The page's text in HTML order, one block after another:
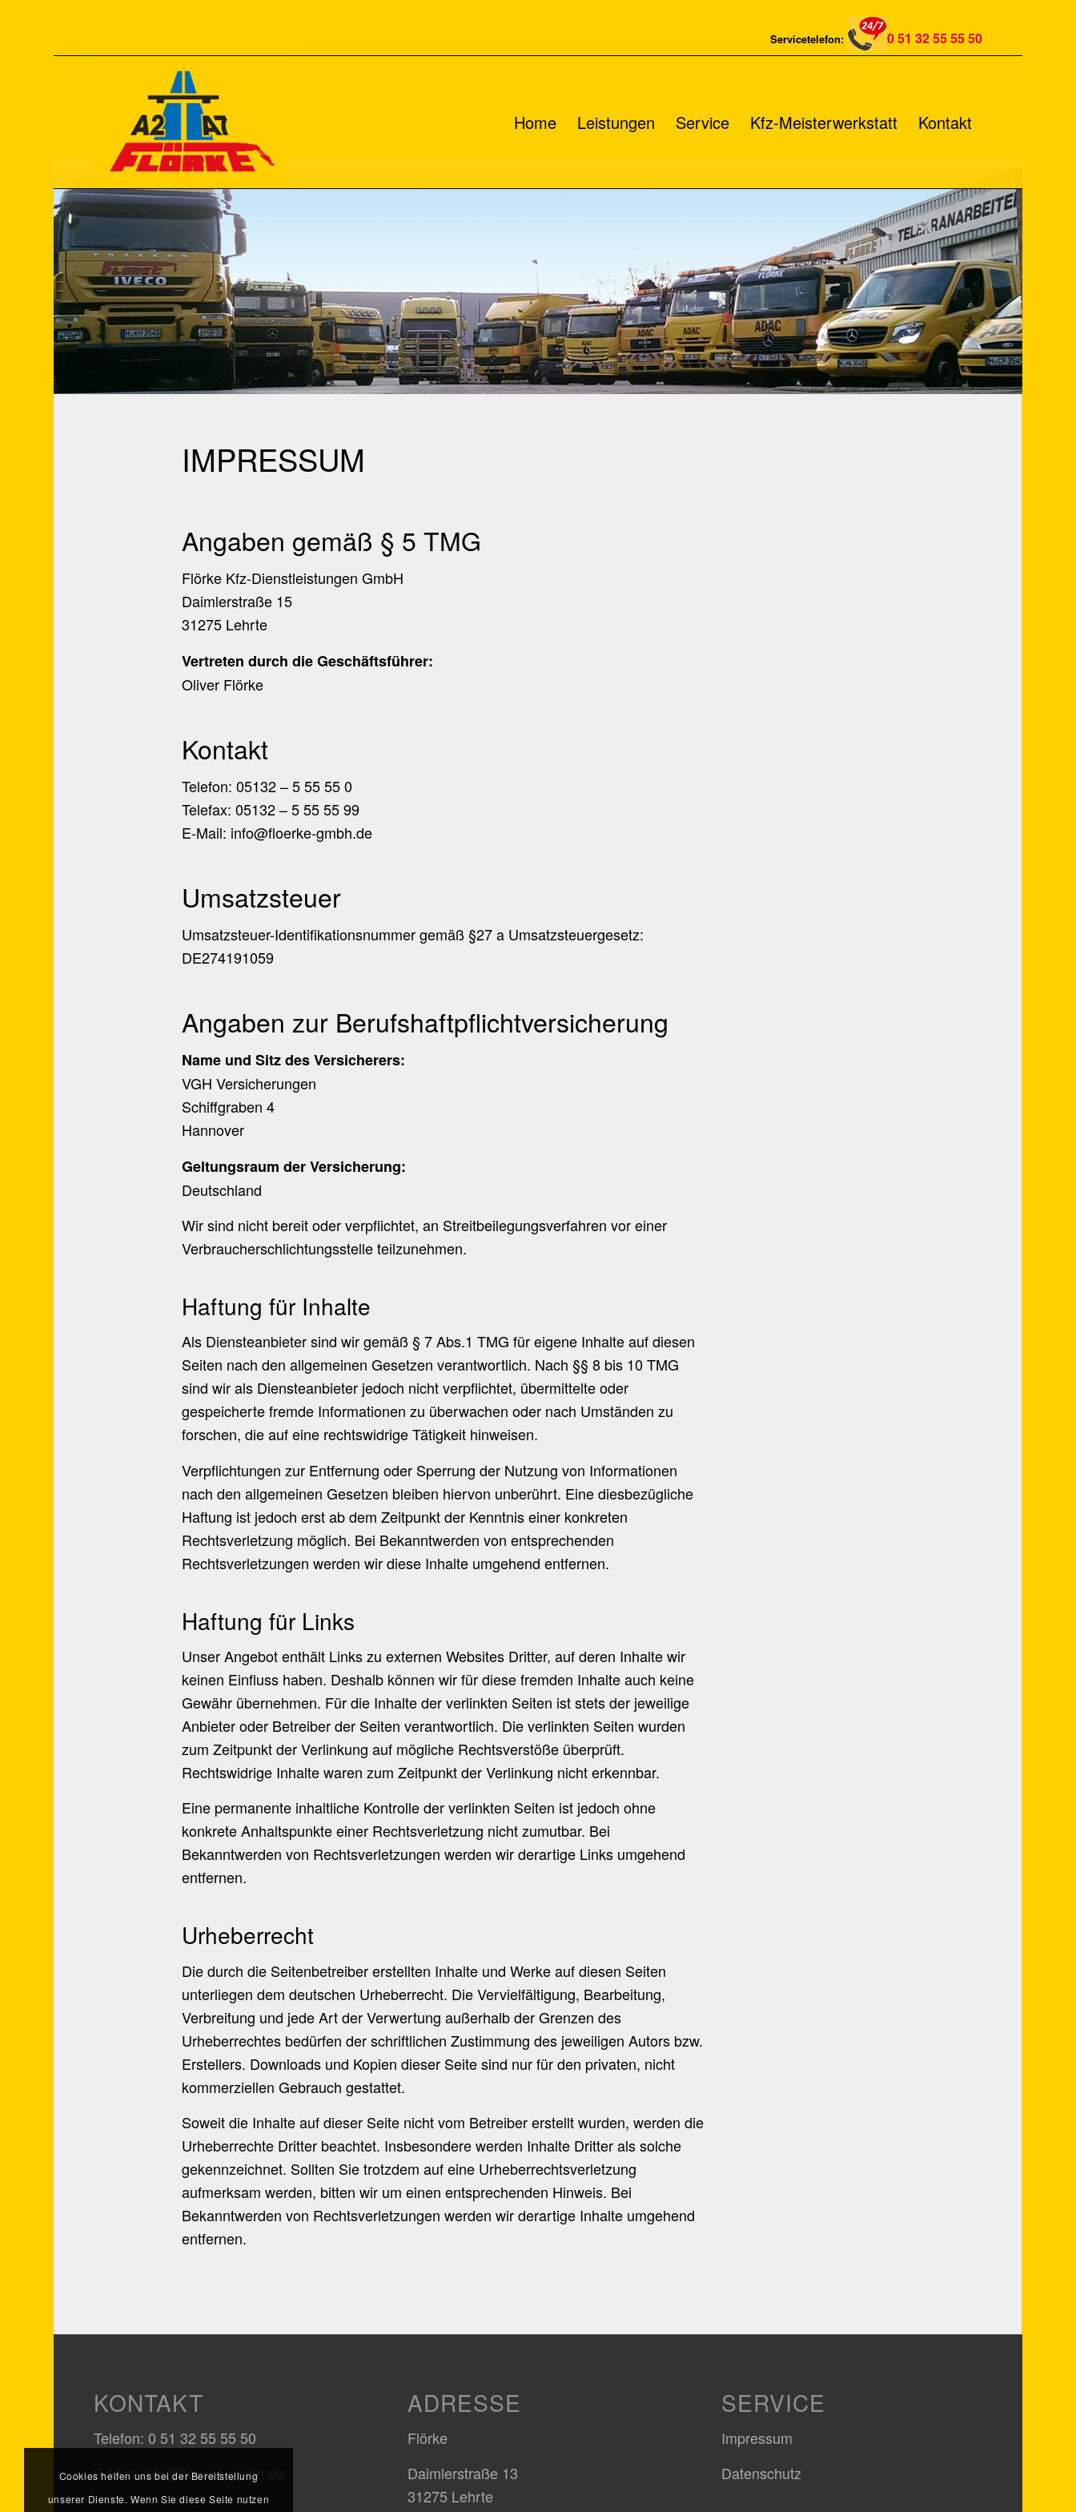
Servicetelefon: 0 51 32 55 55 50
Home Leistungen Service Kfz-Meisterwerkstatt Kontakt
IMPRESSUM
Angaben gemäß § 5 TMG
Flörke Kfz-Dienstleistungen GmbH
Daimlerstraße 15
31275 Lehrte
Vertreten durch die Geschäftsführer:
Oliver Flörke
Kontakt
Telefon: 05132 – 5 55 55 0
Telefax: 05132 – 5 55 55 99
E-Mail: info@floerke-gmbh.de
Umsatzsteuer
Umsatzsteuer-Identifikationsnummer gemäß §27 a Umsatzsteuergesetz:
DE274191059
Angaben zur Berufshaftpflichtversicherung
Name und Sitz des Versicherers:
VGH Versicherungen
Schiffgraben 4
Hannover
Geltungsraum der Versicherung:
Deutschland
Wir sind nicht bereit oder verpflichtet, an Streitbeilegungsverfahren vor einer
Verbraucherschlichtungsstelle teilzunehmen.
Haftung für Inhalte
Als Diensteanbieter sind wir gemäß § 7 Abs.1 TMG für eigene Inhalte auf diesen
Seiten nach den allgemeinen Gesetzen verantwortlich. Nach §§ 8 bis 10 TMG
sind wir als Diensteanbieter jedoch nicht verpflichtet, übermittelte oder
gespeicherte fremde Informationen zu überwachen oder nach Umständen zu
forschen, die auf eine rechtswidrige Tätigkeit hinweisen.
Verpflichtungen zur Entfernung oder Sperrung der Nutzung von Informationen
nach den allgemeinen Gesetzen bleiben hiervon unberührt. Eine diesbezügliche
Haftung ist jedoch erst ab dem Zeitpunkt der Kenntnis einer konkreten
Rechtsverletzung möglich. Bei Bekanntwerden von entsprechenden
Rechtsverletzungen werden wir diese Inhalte umgehend entfernen.
Haftung für Links
Unser Angebot enthält Links zu externen Websites Dritter, auf deren Inhalte wir
keinen Einfluss haben. Deshalb können wir für diese fremden Inhalte auch keine
Gewähr übernehmen. Für die Inhalte der verlinkten Seiten ist stets der jeweilige
Anbieter oder Betreiber der Seiten verantwortlich. Die verlinkten Seiten wurden
zum Zeitpunkt der Verlinkung auf mögliche Rechtsverstöße überprüft.
Rechtswidrige Inhalte waren zum Zeitpunkt der Verlinkung nicht erkennbar.
Eine permanente inhaltliche Kontrolle der verlinkten Seiten ist jedoch ohne
konkrete Anhaltspunkte einer Rechtsverletzung nicht zumutbar. Bei
Bekanntwerden von Rechtsverletzungen werden wir derartige Links umgehend
entfernen.
Urheberrecht
Die durch die Seitenbetreiber erstellten Inhalte und Werke auf diesen Seiten
unterliegen dem deutschen Urheberrecht. Die Vervielfältigung, Bearbeitung,
Verbreitung und jede Art der Verwertung außerhalb der Grenzen des
Urheberrechtes bedürfen der schriftlichen Zustimmung des jeweiligen Autors bzw.
Erstellers. Downloads und Kopien dieser Seite sind nur für den privaten, nicht
kommerziellen Gebrauch gestattet.
Soweit die Inhalte auf dieser Seite nicht vom Betreiber erstellt wurden, werden die
Urheberrechte Dritter beachtet. Insbesondere werden Inhalte Dritter als solche
gekennzeichnet. Sollten Sie trotzdem auf eine Urheberrechtsverletzung
aufmerksam werden, bitten wir um einen entsprechenden Hinweis. Bei
Bekanntwerden von Rechtsverletzungen werden wir derartige Inhalte umgehend
entfernen.
KONTAKT
Telefon: 0 51 32 55 55 50
E-Mail: info@floerke-gmbh.de
ADRESSE
Flörke
Daimlerstraße 13
31275 Lehrte
SERVICE
Impressum
Datenschutz
Cookies helfen uns bei der Bereitstellung
unserer Dienste. Wenn Sie diese Seite nutzen